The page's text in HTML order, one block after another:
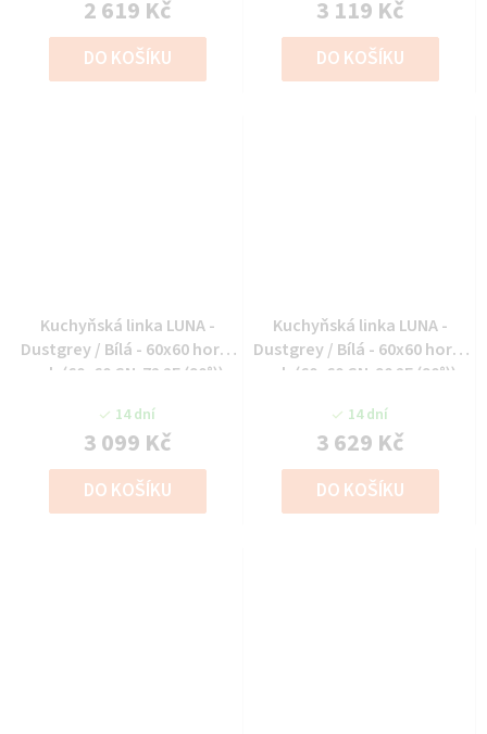
2 619 Kč
DO KOŠÍKU
3 119 Kč
DO KOŠÍKU
Kuchyňská linka LUNA -
Dustgrey / Bílá - 60x60 horní
roh (60x60 GN-72 2F (90°))
14 dní
3 099 Kč
DO KOŠÍKU
Kuchyňská linka LUNA -
Dustgrey / Bílá - 60x60 horní
roh (60x60 GN-90 2F (90°))
14 dní
3 629 Kč
DO KOŠÍKU